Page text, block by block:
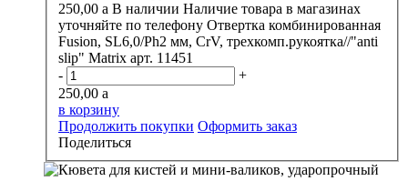
250,00 a В наличии Наличие товара в магазинах
уточняйте по телефону Отвертка комбинированная
Fusion, SL6,0/Ph2 мм, CrV, трехкомп.рукоятка//"anti
slip" Matrix арт. 11451
-
+
250,00 a
в корзину
Продолжить покупки Оформить заказ
Поделиться